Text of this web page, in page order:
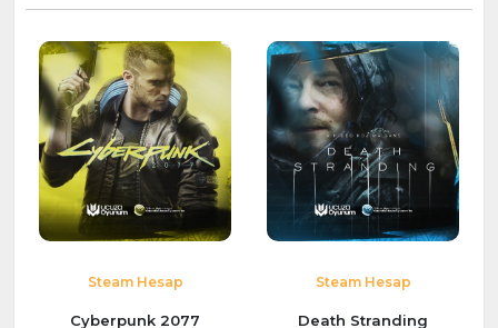
Steam Hesap
Cyberpunk 2077
Steam Hesap
Death Stranding